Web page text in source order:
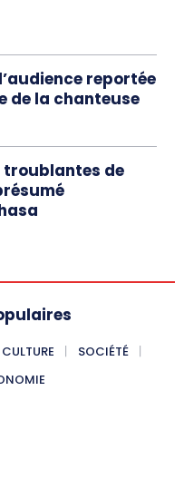
reportée
de la chanteuse
troublantes de
CULTURE
SOCIÉTÉ